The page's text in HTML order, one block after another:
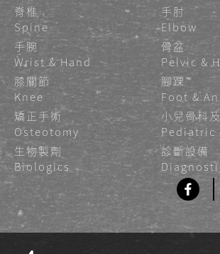
脊椎
Spine
手肘
Elbow
手腕
Wrist & Hand
骨盆
Pelvic &
膝關節
Knee
腳踝
Foot &
矯正手術
Osteotomy
小兒骨科
Pediatric
生物製劑
Biologics
診斷設備